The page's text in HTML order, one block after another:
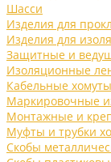
Шасси
Изделия для
Изделия для
Защитные и
Изоляционные
Кабельные
Маркировочные
Монтажные и
Муфты и трубки
Скобы